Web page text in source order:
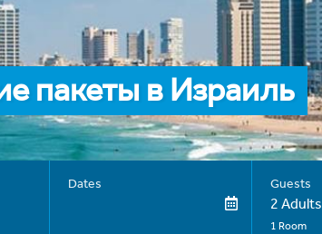
пакеты в Израиль
Dates Guests
2 Adults
1 Room